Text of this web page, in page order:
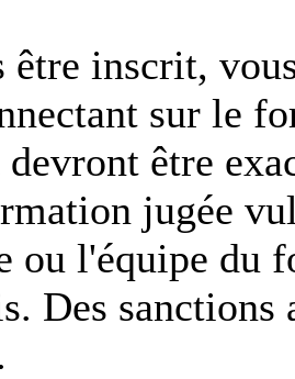
être inscrit,
sur le
devront être
jugée
ou l'équipe du
Des